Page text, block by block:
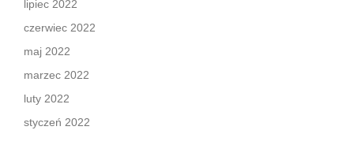
lipiec 2022
czerwiec 2022
maj 2022
marzec 2022
luty 2022
styczeń 2022